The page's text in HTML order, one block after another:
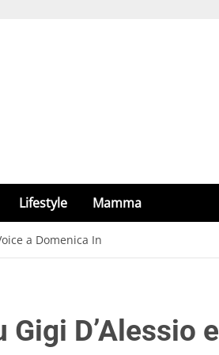
Lifestyle Mamma
a Domenica In
D’Alessio e